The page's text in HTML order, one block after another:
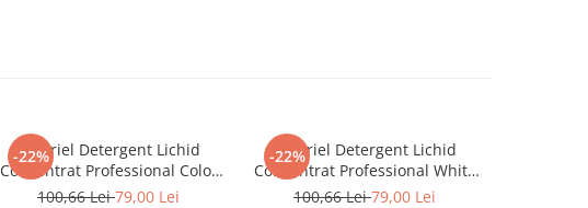
-22%
A+ Ariel Detergent Lichid
Concentrat Professional Color
4.62 L (102 Spalari)
100,66 Lei79,00 Lei
-22%
A+ Ariel Detergent Lichid
Concentrat Professional White
4.62 L (102 Spalari)
100,66 Lei79,00 Lei